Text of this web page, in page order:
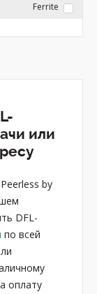
Ferrite
или
by
DFL-
по всей
оплату